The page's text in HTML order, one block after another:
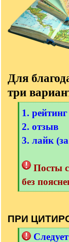
Для
три
[
q
]
1.
2. отзыв
3. лайк
Посты
без
[
]
ПРИ
[